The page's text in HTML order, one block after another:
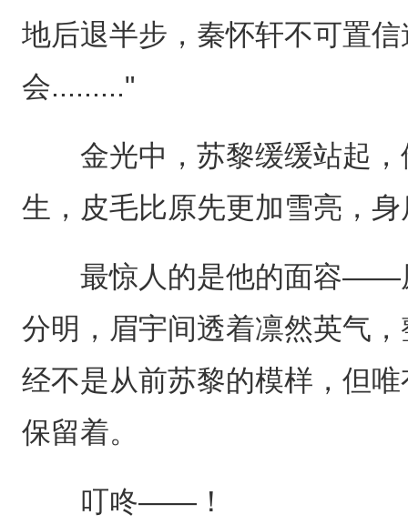
地后退半步，秦怀轩不可置
会........."
金光中，苏黎缓缓站起，
生，皮毛比原先更加雪亮，
最惊人的是他的面容——
分明，眉宇间透着凛然英气
经不是从前苏黎的模样，但
保留着。
叮咚——！